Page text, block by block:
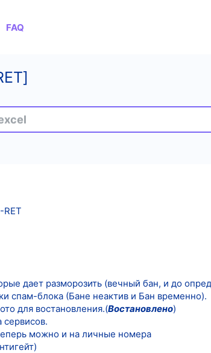
FAQ
RET
дает разморозить (вечный бан, и до
спам-блока (Бане неактив и Бан временно).
для востановления.(Востановлено)
сервисов.
можно и на личные номера